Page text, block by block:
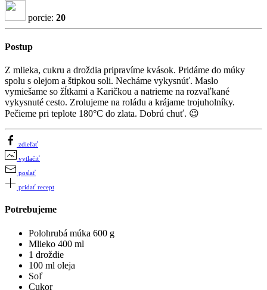
porcie: 20
Postup
Z mlieka, cukru a droždia pripravíme kvások. Pridáme do múky
spolu s olejom a štipkou soli. Necháme vykysnúť. Maslo
vymiešame so žĺtkami a Karičkou a natrieme na rozvaľkané
vykysnuté cesto. Zrolujeme na roládu a krájame trojuholníky.
Pečieme pri teplote 180°C do zlata. Dobrú chuť. 😉
zdieľať
vytlačiť
poslať
pridať recept
Potrebujeme
Polohrubá múka 600 g
Mlieko 400 ml
1 droždie
100 ml oleja
Soľ
Cukor